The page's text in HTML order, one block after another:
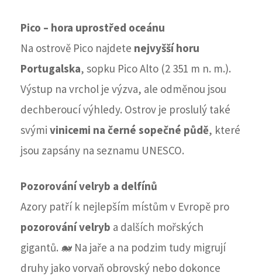
Pico – hora uprostřed oceánu
Na ostrově Pico najdete nejvyšší horu
Portugalska, sopku Pico Alto (2 351 m n. m.).
Výstup na vrchol je výzva, ale odměnou jsou
dechberoucí výhledy. Ostrov je proslulý také
svými vinicemi na černé sopečné půdě, které
jsou zapsány na seznamu UNESCO.
Pozorování velryb a delfínů
Azory patří k nejlepším místům v Evropě pro
pozorování velryb a dalších mořských
gigantů. 🐋 Na jaře a na podzim tudy migrují
druhy jako vorvaň obrovský nebo dokonce